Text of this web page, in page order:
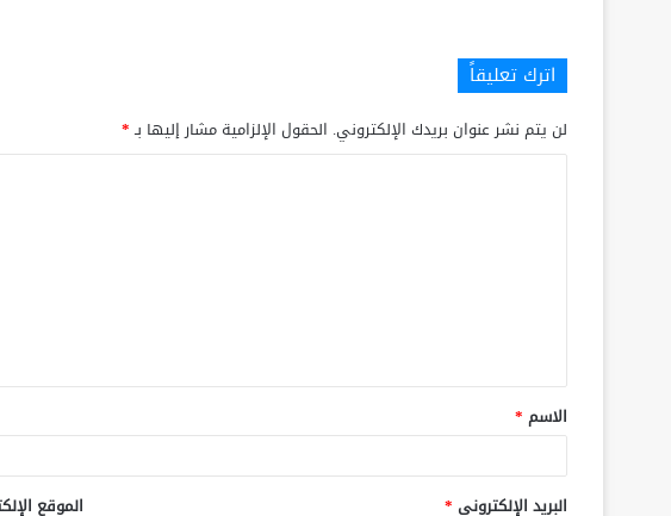
اترك تعليقاً
لن يتم نشر عنوان بريدك الإلكتروني. الحقول الإلزامية مشار إليها بـ*
الاسم *
البريد الإلكتروني * الموقع